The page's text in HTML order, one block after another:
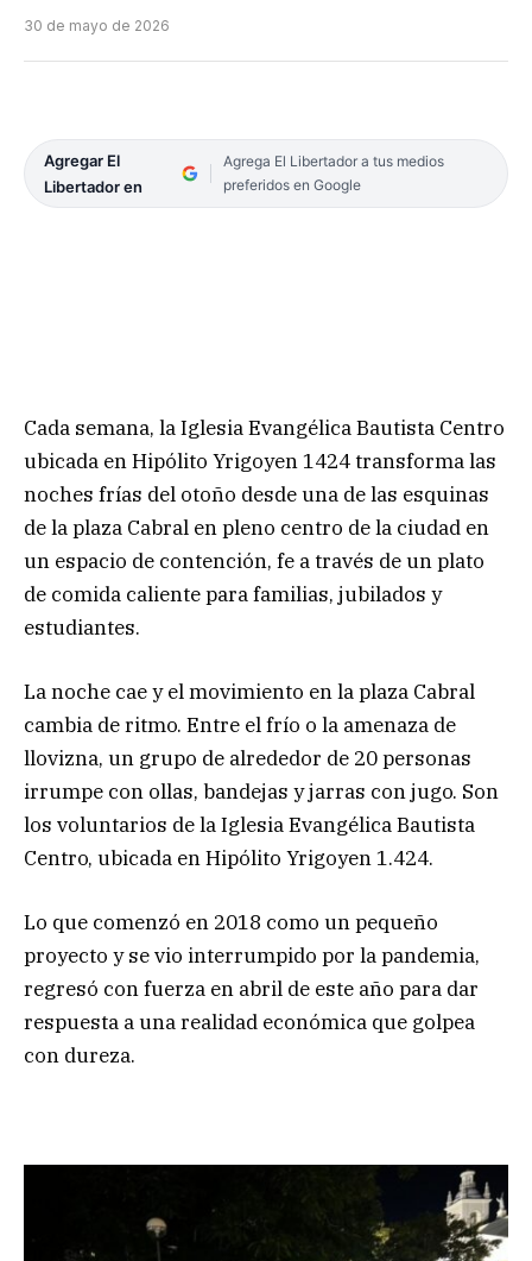
30 de mayo de 2026
Agregar El
Libertador en
Agrega El Libertador a tus medios
preferidos en Google
Cada semana, la Iglesia Evangélica Bautista Centro
ubicada en Hipólito Yrigoyen 1424 transforma las
noches frías del otoño desde una de las esquinas
de la plaza Cabral en pleno centro de la ciudad en
un espacio de contención, fe a través de un plato
de comida caliente para familias, jubilados y
estudiantes.
La noche cae y el movimiento en la plaza Cabral
cambia de ritmo. Entre el frío o la amenaza de
llovizna, un grupo de alrededor de 20 personas
irrumpe con ollas, bandejas y jarras con jugo. Son
los voluntarios de la Iglesia Evangélica Bautista
Centro, ubicada en Hipólito Yrigoyen 1.424.
Lo que comenzó en 2018 como un pequeño
proyecto y se vio interrumpido por la pandemia,
regresó con fuerza en abril de este año para dar
respuesta a una realidad económica que golpea
con dureza.